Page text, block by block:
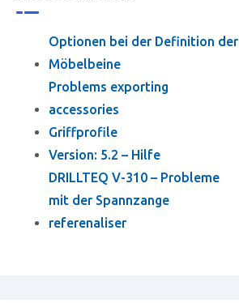
Optionen bei der Definition der
Möbelbeine
Problems exporting
accessories
Griffprofile
Version: 5.2 – Hilfe
DRILLTEQ V-310 – Probleme
mit der Spannzange
referenaliser